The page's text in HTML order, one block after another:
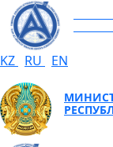
KZ RU EN